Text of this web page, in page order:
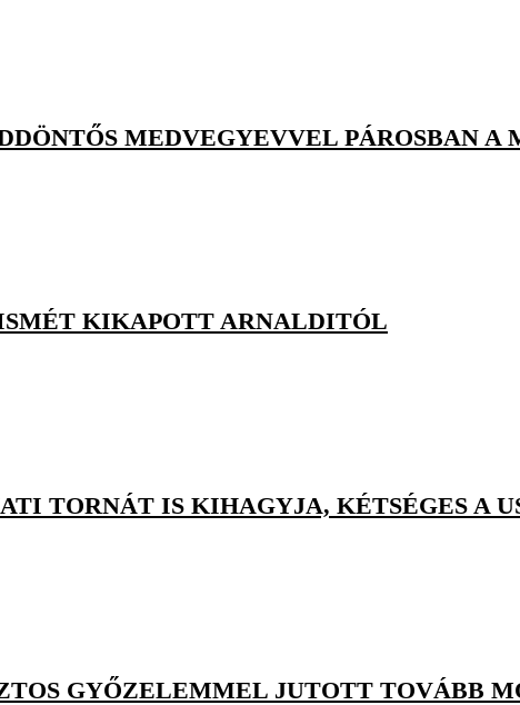
MEDVEGYEVVEL PÁROSBAN A
KIKAPOTT ARNALDITÓL
TORNÁT IS KIHAGYJA, KÉTSÉGES A
GYŐZELEMMEL JUTOTT TOVÁBB